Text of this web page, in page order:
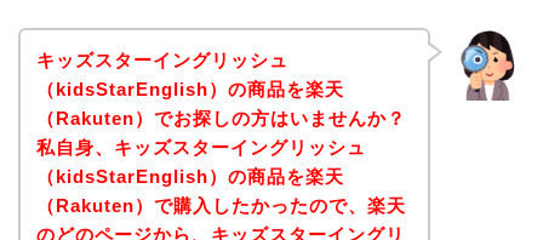
キッズスターイングリッシュ
（kidsStarEnglish）の商品を楽天
（Rakuten）でお探しの方はいませんか？
私自身、キッズスターイングリッシュ
（kidsStarEnglish）の商品を楽天
（Rakuten）で購入したかったので、楽天
のどのページから、キッズスターイングリ